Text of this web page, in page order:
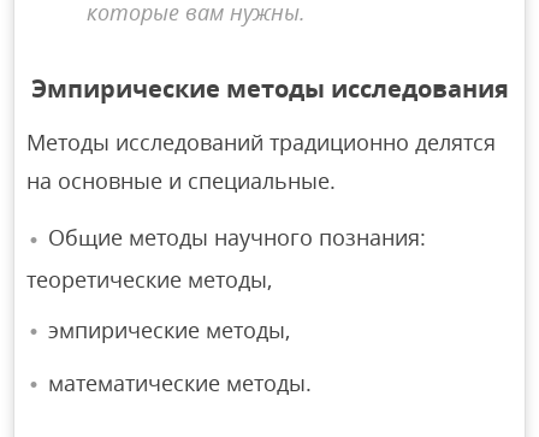
которые вам нужны.
Эмпирические методы исследования
Методы исследований традиционно делятся
на основные и специальные.
Общие методы научного познания:
теоретические методы,
эмпирические методы,
математические методы.